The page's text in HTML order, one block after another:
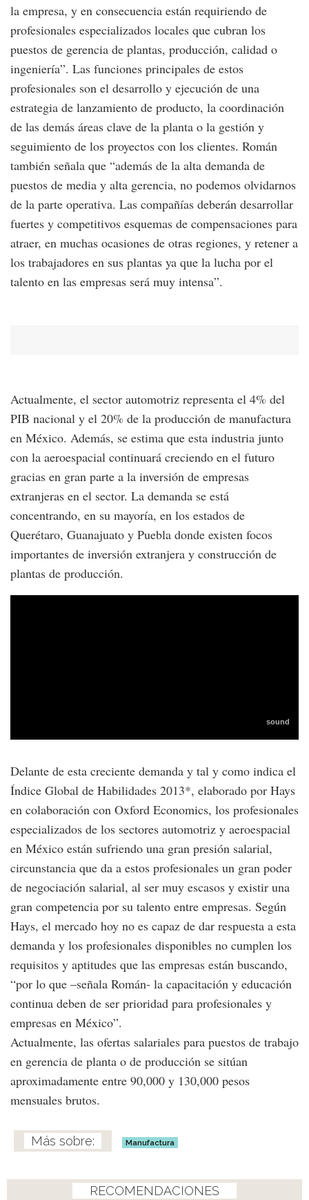
la empresa, y en consecuencia están requiriendo de
profesionales especializados locales que cubran los
puestos de gerencia de plantas, producción, calidad o
ingeniería”. Las funciones principales de estos
profesionales son el desarrollo y ejecución de una
estrategia de lanzamiento de producto, la coordinación
de las demás áreas clave de la planta o la gestión y
seguimiento de los proyectos con los clientes. Román
también señala que “además de la alta demanda de
puestos de media y alta gerencia, no podemos olvidarnos
de la parte operativa. Las compañías deberán desarrollar
fuertes y competitivos esquemas de compensaciones para
atraer, en muchas ocasiones de otras regiones, y retener a
los trabajadores en sus plantas ya que la lucha por el
talento en las empresas será muy intensa”.
Actualmente, el sector automotriz representa el 4% del
PIB nacional y el 20% de la producción de manufactura
en México. Además, se estima que esta industria junto
con la aeroespacial continuará creciendo en el futuro
gracias en gran parte a la inversión de empresas
extranjeras en el sector. La demanda se está
concentrando, en su mayoría, en los estados de
Querétaro, Guanajuato y Puebla donde existen focos
importantes de inversión extranjera y construcción de
plantas de producción.
Delante de esta creciente demanda y tal y como indica el
Índice Global de Habilidades 2013*, elaborado por Hays
en colaboración con Oxford Economics, los profesionales
especializados de los sectores automotriz y aeroespacial
en México están sufriendo una gran presión salarial,
circunstancia que da a estos profesionales un gran poder
de negociación salarial, al ser muy escasos y existir una
gran competencia por su talento entre empresas. Según
Hays, el mercado hoy no es capaz de dar respuesta a esta
demanda y los profesionales disponibles no cumplen los
requisitos y aptitudes que las empresas están buscando,
“por lo que –señala Román- la capacitación y educación
continua deben de ser prioridad para profesionales y
empresas en México”.
Actualmente, las ofertas salariales para puestos de trabajo
en gerencia de planta o de producción se sitúan
aproximadamente entre 90,000 y 130,000 pesos
mensuales brutos.
Manufactura
RECOMENDACIONES